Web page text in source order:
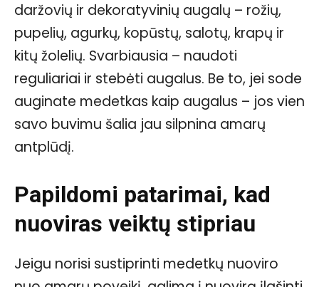
daržovių ir dekoratyvinių augalų – rožių,
pupelių, agurkų, kopūstų, salotų, krapų ir
kitų žolelių. Svarbiausia – naudoti
reguliariai ir stebėti augalus. Be to, jei sode
auginate medetkas kaip augalus – jos vien
savo buvimu šalia jau silpnina amarų
antplūdį.
Papildomi patarimai, kad
nuoviras veiktų stipriau
Jeigu norisi sustiprinti medetkų nuoviro